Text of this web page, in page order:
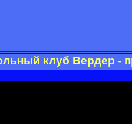
клуб Вердер -